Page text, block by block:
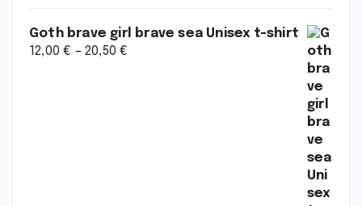
Goth brave girl brave sea Unisex t-shirt
12,00€ – 20,50€